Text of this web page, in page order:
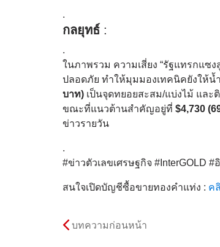
.
กลยุทธ์ :
.
ในภาพรวม ความเสี่ยง “รัฐแทรกแซ
ปลอดภัย ทำให้มุมมองเทคนิคยังให้
บาท) เป็นจุดทยอยสะสม/แบ่งไม้ และ
ขณะที่แนวต้านสำคัญอยู่ที่ $4,730
ข่าวรายวัน
.
#ข่าวตัวเลขเศรษฐกิจ #InterGOLD
สนใจเปิดบัญชีซื้อขายทองคำแท่ง : ค
บทความก่อนหน้า